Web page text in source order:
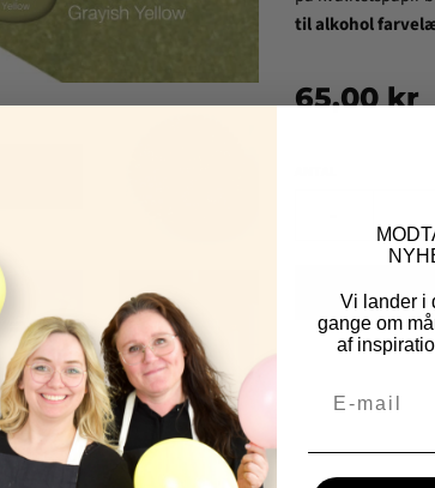
til alkohol
65,00 kr
MOD
Vi lander i
gange om
af